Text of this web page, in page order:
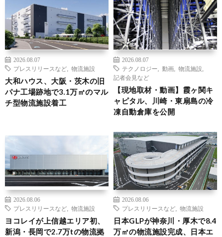
2026.08.07
プレスリリースなど
物流施設
大和ハウス、大阪・茨木の旧
パナ工場跡地で3.1万㎡のマル
チ型物流施設着工
2026.08.07
テクノロジー
動画 物流施設
記者会見など
【現地取材・動画】霞ヶ関キ
ャピタル、川崎・東扇島の冷
凍自動倉庫を公開
2026.08.06
プレスリリースなど
物流施設
ヨコレイが上信越エリア初、
新潟・長岡で2.7万tの物流拠
2026.08.06
プレスリリースなど
物流施設
日本GLPが神奈川・厚木で8.4
万㎡の物流施設完成、日本エ